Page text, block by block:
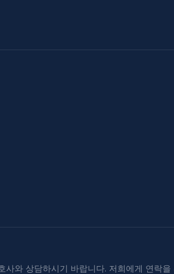
와 상담하시기 바랍니다. 저희에게 연락을